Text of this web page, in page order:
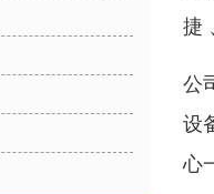
捷
公
设
心